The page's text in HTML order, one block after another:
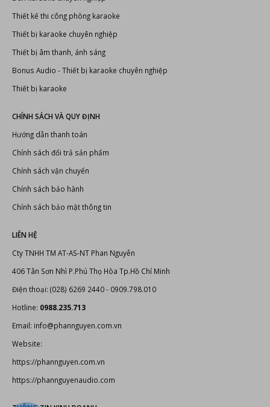
Thiết kế thi công phòng karaoke
Thiết bị karaoke chuyên nghiệp
Thiết bị âm thanh, ánh sáng
Bonus Audio -Thiết bị karaoke chuyên nghiệp
Thiết bị karaoke
CHÍNH SÁCH VÀ QUY ĐỊNH
Hướng dẫn thanh toán
Chính sách đổi trả sản phẩm
Chính sách vận chuyển
Chính sách bảo hành
Chính sách bảo mật thông tin
LIÊN HỆ
Cty TNHH TM AT-AS-NT Phan Nguyễn
406 Tân Sơn Nhì P.Phú Thọ Hòa Tp.Hồ Chí Minh
Điện thoại: (028) 6269 2440 - 0909.798.010
Hotline: 0988.235.713
Email: info@phannguyen.com.vn
Website:
https://phannguyen.com.vn
https://phannguyenaudio.com